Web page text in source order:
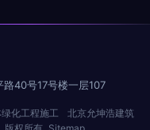
40号17号楼一层107
绿化工程施工
北京允坤浩建筑